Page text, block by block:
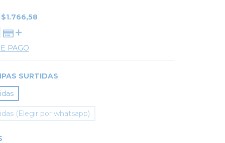
$1.766,58
PAGO
SURTIDAS
(Elegir por whatsapp)